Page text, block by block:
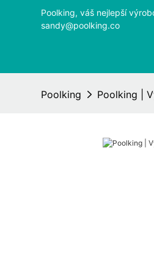
Poolking, váš nejlepší
sandy@poolking.co
Poolking Poolking |